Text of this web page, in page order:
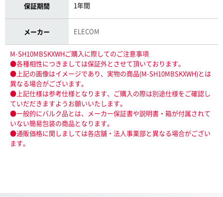
保証期間 1年間
メーカー ELECOM
M-SH10MBSKXWHご購入に際してのご注意事項
●各種相性につきましては保証外とさせて頂いております。
●上記の画像はイメージであり、実物の商品(M-SH10MBSKXWH)とは
異なる場合がございます。
●上記仕様は参考仕様となります、ご購入の際は別途仕様をご確認し
ていだだきますようお願いいたします。
●一般的にバルク品とは、メーカー保証書や説明書・箱が付属されて
いない簡易包装の商品となります。
●通販価格に関しましては各店舗・法人事業部と異なる場合がござい
ます。